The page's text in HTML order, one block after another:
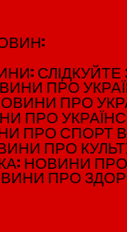
СЛІДКУЙТЕ
ПРО
ПРО
ПРО
ПРО СПОРТ В
ПРО
НОВИНИ ПРО
ПРО
СЛІДКУЙТЕ
ПРО
ПРО
ПРО
ПРО СПОРТ В
ПРО
НОВИНИ ПРО
ПРО